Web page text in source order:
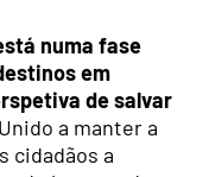
numa fase
em
de salvar
a manter a
cidadãos a